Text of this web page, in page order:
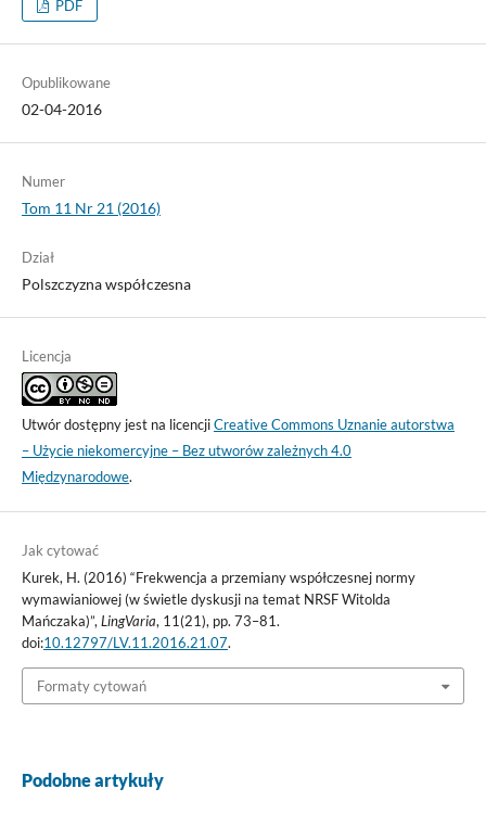
PDF
Opublikowane
02-04-2016
Numer
Tom 11 Nr 21 (2016)
Dział
Polszczyzna współczesna
Licencja
Utwór dostępny jest na licencjiCreative Commons Uznanie autorstwa
– Użycie niekomercyjne – Bez utworów zależnych 4.0
Międzynarodowe.
Jak cytować
Kurek, H. (2016) “Frekwencja a przemiany współczesnej normy
wymawianiowej (w świetle dyskusji na temat NRSF Witolda
Mańczaka)”, LingVaria, 11(21), pp. 73–81.
doi:10.12797/LV.11.2016.21.07.
Formaty cytowań
Podobne artykuły